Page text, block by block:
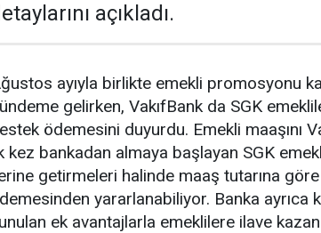
açıkladı.
ayıyla birlikte emekli promosyonu
gelirken, VakıfBank da SGK
ödemesini duyurdu. Emekli maaşını
kez bankadan almaya başlayan SGK
getirmeleri halinde maaş tutarına
yararlanabiliyor. Banka ayrıca
ek avantajlarla emeklilere ilave